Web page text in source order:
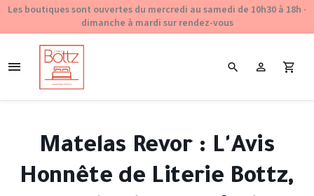
Les boutiques sont ouvertes du mercredi au samedi de 10h30 à 18h ·
dimanche à mardi sur rendez-vous
Matelas Revor : L'Avis
Honnête de Literie Bottz,